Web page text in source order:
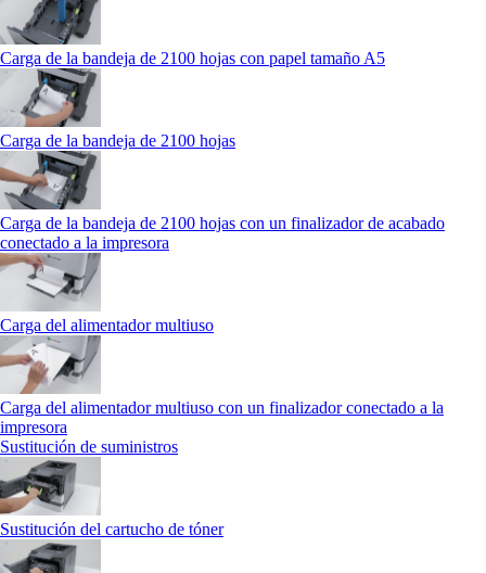
Carga de la bandeja de 2100 hojas con papel tamaño A5
Carga de la bandeja de 2100 hojas
Carga de la bandeja de 2100 hojas con un finalizador de acabado
conectado a la impresora
Carga del alimentador multiuso
Carga del alimentador multiuso con un finalizador conectado a la
impresora
Sustitución de suministros
Sustitución del cartucho de tóner